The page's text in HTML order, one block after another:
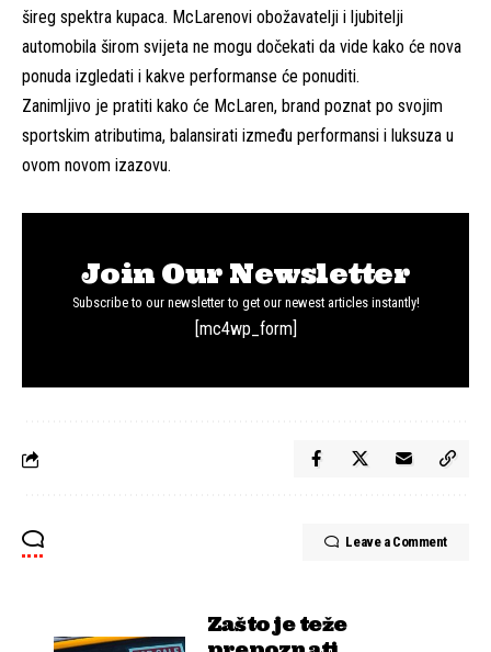
šireg spektra kupaca. McLarenovi obožavatelji i ljubitelji
automobila širom svijeta ne mogu dočekati da vide kako će nova
ponuda izgledati i kakve performanse će ponuditi.
Zanimljivo je pratiti kako će McLaren, brand poznat po svojim
sportskim atributima, balansirati između performansi i luksuza u
ovom novom izazovu.
Join Our Newsletter
Subscribe to our newsletter to get our newest articles instantly!
[mc4wp_form]
Leave a Comment
Zašto je teže